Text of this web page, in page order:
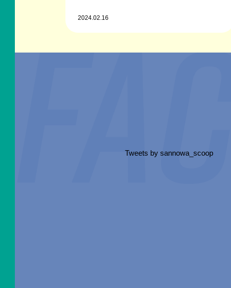
2024.02.16
Tweets by sannowa_scoop